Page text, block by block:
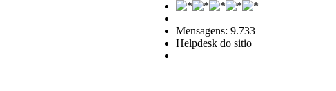
Mensagens: 9.733
Helpdesk do sitio